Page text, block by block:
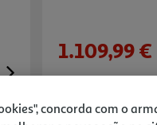
1.109,99 €
concorda com o